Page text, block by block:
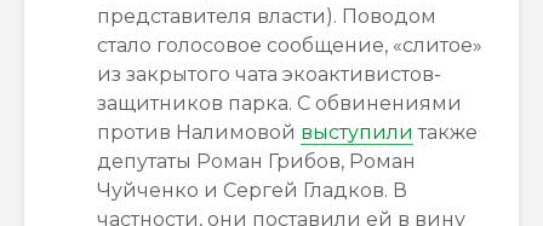
представителя власти). Поводом
стало голосовое сообщение, «слитое»
из закрытого чата экоактивистов-
защитников парка. С обвинениями
против Налимовой выступили также
депутаты Роман Грибов, Роман
Чуйченко и Сергей Гладков. В
частности, они поставили ей в вину